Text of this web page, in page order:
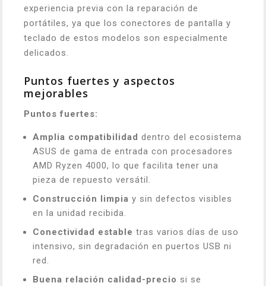
experiencia previa con la reparación de
portátiles, ya que los conectores de pantalla y
teclado de estos modelos son especialmente
delicados.
Puntos fuertes y aspectos
mejorables
Puntos fuertes:
Amplia compatibilidad dentro del ecosistema
ASUS de gama de entrada con procesadores
AMD Ryzen 4000, lo que facilita tener una
pieza de repuesto versátil.
Construcción limpia y sin defectos visibles
en la unidad recibida.
Conectividad estable tras varios días de uso
intensivo, sin degradación en puertos USB ni
red.
Buena relación calidad-precio si se